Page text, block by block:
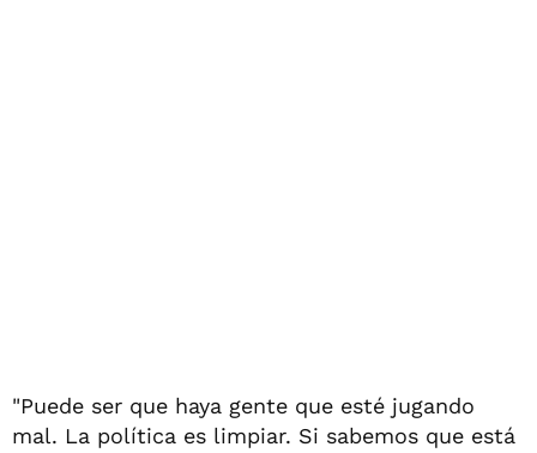
"Puede ser que haya gente que esté jugando
mal. La política es limpiar. Si sabemos que está